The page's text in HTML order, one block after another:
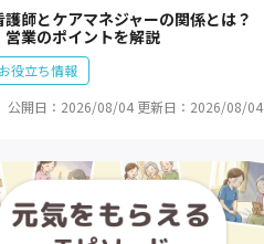
護師とケアマネジャーの関係とは？
営業のポイントを解説
役立ち情報
公開日：2026/08/04 更新日：2026/08/04